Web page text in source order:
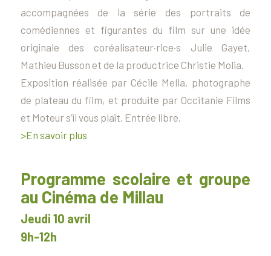
accompagnées de la série des portraits de
comédiennes et figurantes du film sur une idée
originale des coréalisateur·rice·s Julie Gayet,
Mathieu Busson et de la productrice Christie Molia.
Exposition réalisée par Cécile Mella, photographe
de plateau du film, et produite par Occitanie Films
et Moteur s’il vous plaît. Entrée libre.
>En savoir plus
Programme scolaire et groupe
au Cinéma de Millau
Jeudi 10 avril
9h-12h